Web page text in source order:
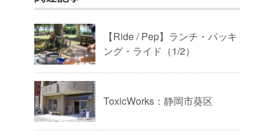
【Ride / Pep】ランチ・パッキ
ング・ライド（1/2）
ToxicWorks：静岡市葵区